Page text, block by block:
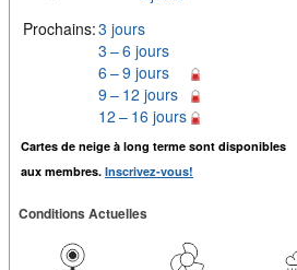
Prochains:3 jours
3 – 6 jours
6 – 9 jours
9 – 12 jours
12 – 16 jours
Cartes de neige à long terme sont disponibles
aux membres. Inscrivez-vous!
Conditions Actuelles